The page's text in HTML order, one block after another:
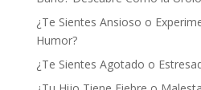
¿Te Sientes Ansioso o
Humor?
¿Te Sientes Agotado o